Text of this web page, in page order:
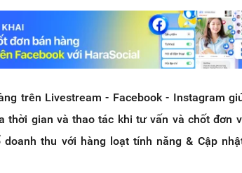
trên Livestream - Facebook - Instagram
thời gian và thao tác khi tư vấn và chốt đơn
doanh thu với hàng loạt tính năng & Cập